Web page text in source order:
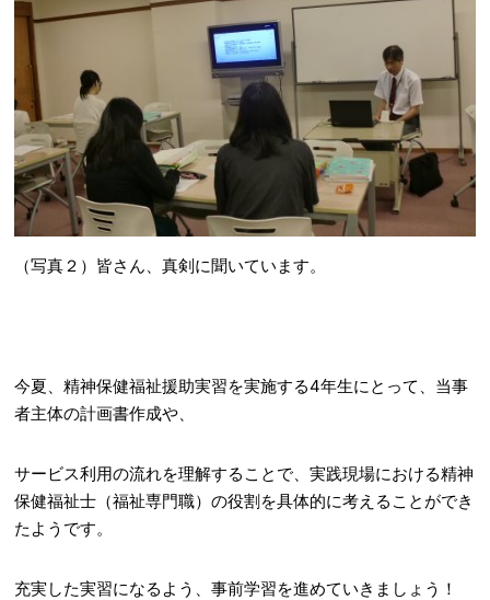
（写真２）皆さん、真剣に聞いています。
今夏、精神保健福祉援助実習を実施する4年生にとって、当事
者主体の計画書作成や、
サービス利用の流れを理解することで、実践現場における精神
保健福祉士（福祉専門職）の役割を具体的に考えることができ
たようです。
充実した実習になるよう、事前学習を進めていきましょう！